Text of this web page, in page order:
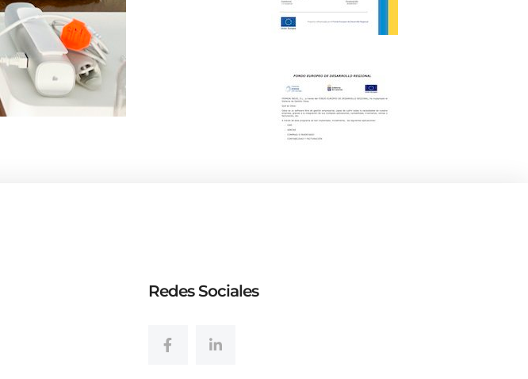
Redes Sociales